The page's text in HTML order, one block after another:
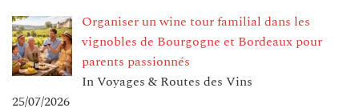
Organiser un wine tour familial dans les
vignobles de Bourgogne et Bordeaux pour
parents passionnés
In Voyages & Routes des Vins
25/07/2026